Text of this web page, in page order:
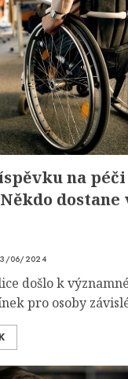
na péči
06/2024
došlo k
pro osoby